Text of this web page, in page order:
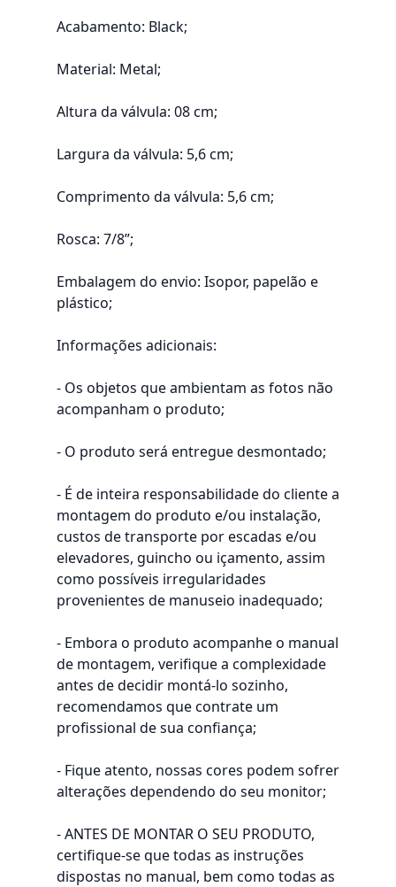
Acabamento: Black;
Material: Metal;
Altura da válvula: 08 cm;
Largura da válvula: 5,6 cm;
Comprimento da válvula: 5,6 cm;
Rosca: 7/8”;
Embalagem do envio: Isopor, papelão e
plástico;
Informações adicionais:
- Os objetos que ambientam as fotos não
acompanham o produto;
- O produto será entregue desmontado;
- É de inteira responsabilidade do cliente a
montagem do produto e/ou instalação,
custos de transporte por escadas e/ou
elevadores, guincho ou içamento, assim
como possíveis irregularidades
provenientes de manuseio inadequado;
- Embora o produto acompanhe o manual
de montagem, verifique a complexidade
antes de decidir montá-lo sozinho,
recomendamos que contrate um
profissional de sua confiança;
- Fique atento, nossas cores podem sofrer
alterações dependendo do seu monitor;
- ANTES DE MONTAR O SEU PRODUTO,
certifique-se que todas as instruções
dispostas no manual, bem como todas as